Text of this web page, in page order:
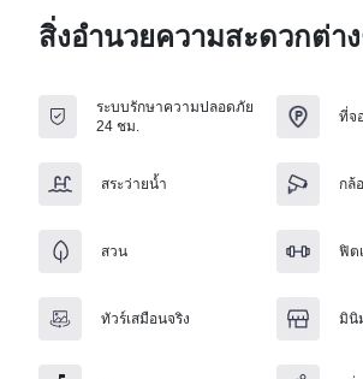
สิ่งอำนวยความสะดวกต่า
ระบบรักษาความปลอดภัย
24 ชม.
ที่จ
สระว่ายน้ำ กล้
สวน ฟิต
ทัวร์เสมือนจริง มินิ